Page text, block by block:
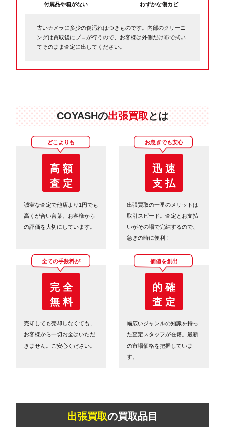
付属品や箱がない わずかな傷カビ
古いカメラに多少の傷汚れはつきものです。内部のクリーニ
ングは買取後にプロが行うので、お客様は外側だけ布で拭い
てそのまま査定に出してください。
COYASHの出張買取とは
どこよりも
高 額
査 定
誠実な査定で他店より1円でも
高くが合い言葉。お客様から
の評価を大切にしています。
お急ぎでも安心
迅 速
支 払
出張買取の一番のメリットは
取引スピード。査定とお支払
いがその場で完結するので、
急ぎの時に便利！
全ての手数料が
完 全
無 料
売却しても売却しなくても、
お客様から一切お金はいただ
きません。ご安心ください。
価値を創出
的 確
査 定
幅広いジャンルの知識を持っ
た査定スタッフが在籍。最新
の市場価格を把握していま
す。
出張買取の買取品目